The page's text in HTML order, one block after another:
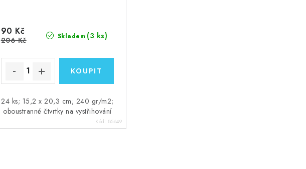
Skladem (3 ks)
90 Kč
206 Kč
24 ks; 15,2 x 20,3 cm; 240 gr/m2;
oboustranné čtvrtky na vystřihování
Kód: 85649